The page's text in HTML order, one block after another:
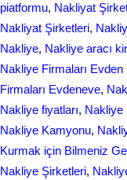
piatformu, Nakliyat
Nakliyat Şirketleri,
Nakliye, Nakliye aracı
Nakliye Firmaları
Firmaları Evdeneve,
Nakliye fiyatları, Nakliye
Nakliye Kamyonu,
Kurmak için Bilmeniz
Nakliye Şirketleri,